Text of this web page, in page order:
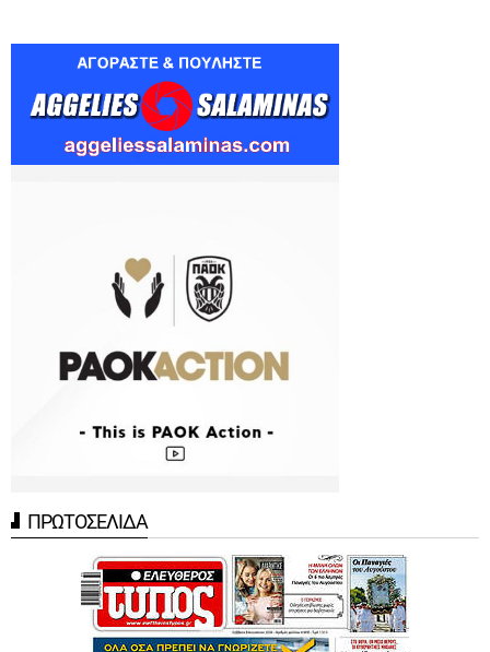
ΠΡΩΤΟΣΕΛΙΔΑ